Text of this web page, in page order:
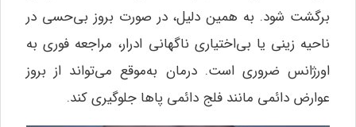
برگشت شود. به همین دلیل، در صورت بروز بی‌حسی در
ناحیه زینی یا بی‌اختیاری ناگهانی ادرار، مراجعه فوری به
اورژانس ضروری است. درمان به‌موقع می‌تواند از بروز
عوارض دائمی مانند فلج دائمی پاها جلوگیری کند.